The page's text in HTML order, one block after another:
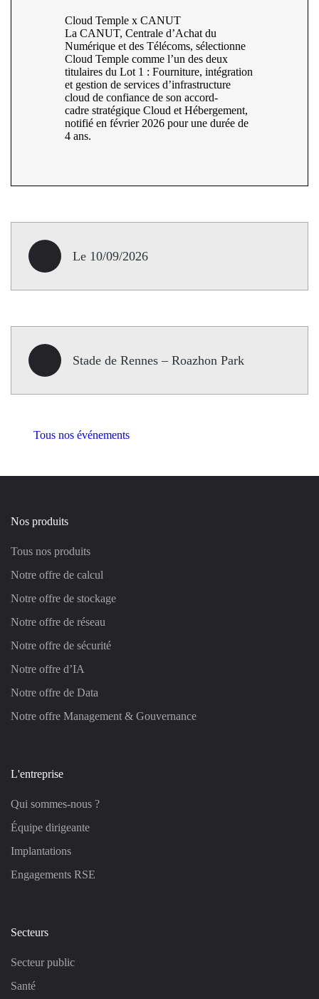
Cloud Temple x CANUT
La CANUT, Centrale d’Achat du
Numérique et des Télécoms, sélectionne
Cloud Temple comme l’un des deux
titulaires du Lot 1 : Fourniture, intégration
et gestion de services d’infrastructure
cloud de confiance de son accord-
cadre stratégique Cloud et Hébergement,
notifié en février 2026 pour une durée de
4 ans.
Le 10/09/2026
Stade de Rennes – Roazhon Park
Tous nos événements
Nos produits
Tous nos produits
Notre offre de calcul
Notre offre de stockage
Notre offre de réseau
Notre offre de sécurité
Notre offre d’IA
Notre offre de Data
Notre offre Management & Gouvernance
L'entreprise
Qui sommes-nous ?
Équipe dirigeante
Implantations
Engagements RSE
Secteurs
Secteur public
Santé